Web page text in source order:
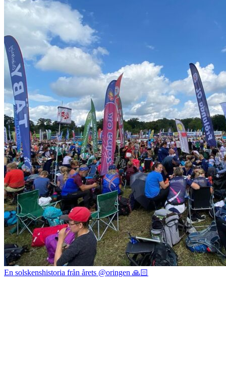
En solskenshistoria från årets @oringen 🙏🏻